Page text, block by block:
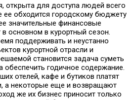
открыта для доступа людей всего
ее обходится городскому бюджету
значительные финансовые
в основном в курортный сезон.
поддерживать и неустанно
курортной отрасли и
становится задача суметь
обеспечить годичное содержание.
отелей, кафе и бутиков платят
а некоторые еще и возвращают
же их бизнес приносит только